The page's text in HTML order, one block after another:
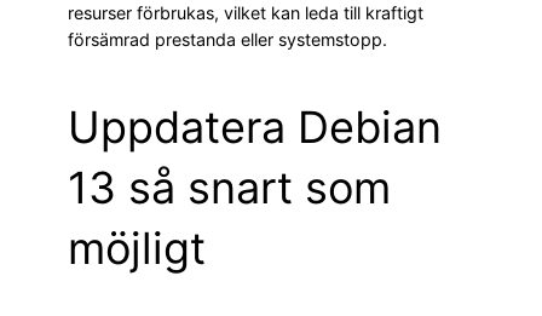
resurser förbrukas, vilket kan leda till kraftigt
försämrad prestanda eller systemstopp.
Uppdatera Debian
13 så snart som
möjligt